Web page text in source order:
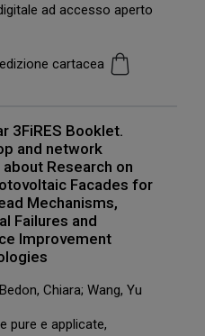
ad accesso aperto
cartacea
3FiRES Booklet.
and network
Research on
Facades for
Mechanisms,
Failures and
Improvement
Chiara; Wang, Yu
pure e applicate,